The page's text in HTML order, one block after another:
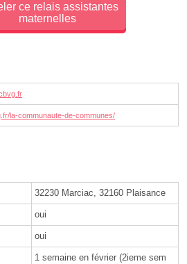
ce relais assistantes
maternelles
la-communaute-de-communes/
32230 Marciac, 32160 Plaisance
oui
oui
1 semaine en février (2ieme sem